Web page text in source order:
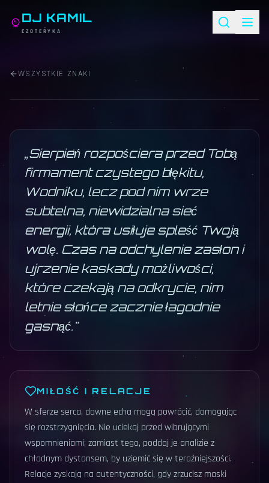
DJ KAMIL
EZOTERYKA
WSZYSTKIE ZNAKI
♒
HOROSKOP ·
Ganimedes kosmiczny 20.01 – 18.02
„Sierpień rozpościera przed Tobą
firmament czystego błękitu,
Wodniku, lecz pod nim wrze
subtelna, niewidzialna sieć
energii, która usiłuje spleść Twoją
wolę. Czas na odchylenie zasłon i
ujrzenie kaskady możliwości,
które czekają na odkrycie, nim
letnie słońce zacznie łagodnie
gasnąć. "
MIŁOŚĆ I RELACJE
W sferze serca, dawne echa mogą powrócić, domagając
się rozstrzygnięcia. Nie uciekaj przed wibrującymi
wspomnieniami; zamiast tego, poddaj je analizie z
chłodnym dystansem, by uziemić się w teraźniejszości.
Relacje zyskają na autentyczności, gdy zrzucisz maski